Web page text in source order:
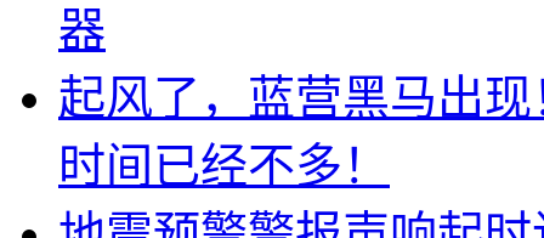
器
起风了，蓝营黑马出
时间已经不多！